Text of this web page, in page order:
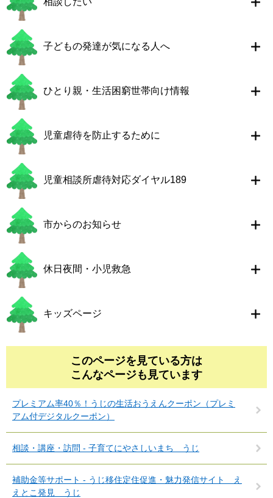
子どもの発達が気になる人へ
ひとり親・生活困窮世帯向け情報
児童虐待を防止するために
児童相談所虐待対応ダイヤル189
市からのお知らせ
休日夜間・小児救急
キッズページ
このページを見ている方は
こんなページも見ています
プレミアム率40％！うじの生活おうえんクーポン（プレミ
アム付デジタルクーポン）
相談・講座・訪問 - 子育てにやさしいまち うじ
補助金等サポート - うじ移住定住促進・魅力発信サイト え
えとこ発見 うじ